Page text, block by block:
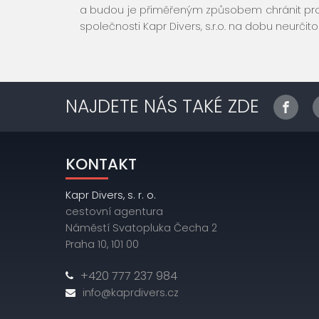
a budou je přiměřeným způsobem chránit
společnosti Kapr Divers, s.r.o. na dobu
NAJDETE NÁS TAKÉ ZDE
KONTAKT
Kapr Divers, s. r. o.
cestovní agentura
Náměstí Svatopluka Čecha 2
Praha 10, 101 00
+420 777 237 984
info@kaprdivers.cz